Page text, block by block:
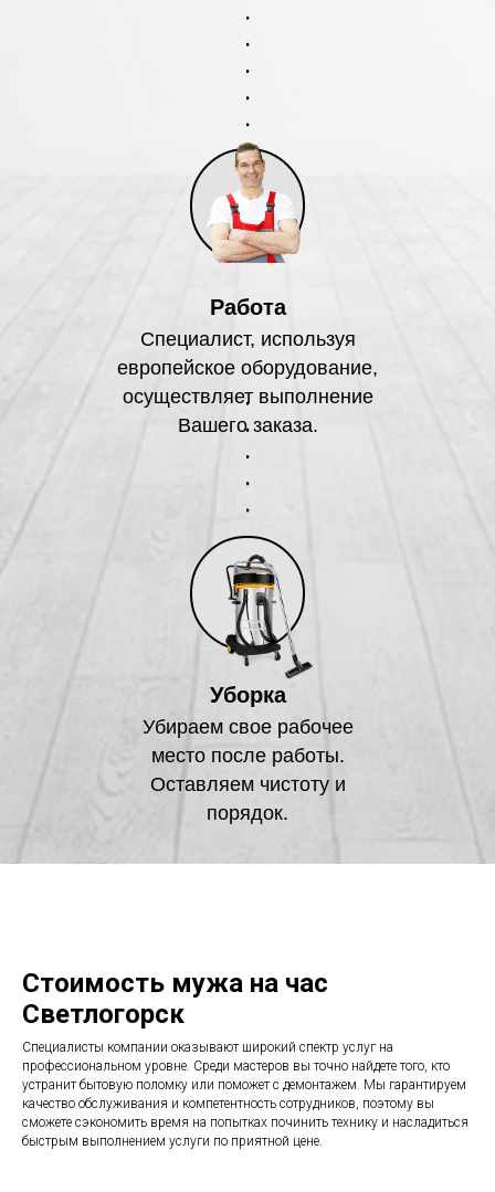
Работа
Специалист, используя
европейское оборудование,
осуществляет выполнение
Вашего заказа.
Уборка
Убираем свое рабочее
место после работы.
Оставляем чистоту и
порядок.
Стоимость мужа на час
Светлогорск
Специалисты компании оказывают широкий спектр услуг на
профессиональном уровне. Среди мастеров вы точно найдете того, кто
устранит бытовую поломку или поможет с демонтажем. Мы гарантируем
качество обслуживания и компетентность сотрудников, поэтому вы
сможете сэкономить время на попытках починить технику и насладиться
быстрым выполнением услуги по приятной цене.